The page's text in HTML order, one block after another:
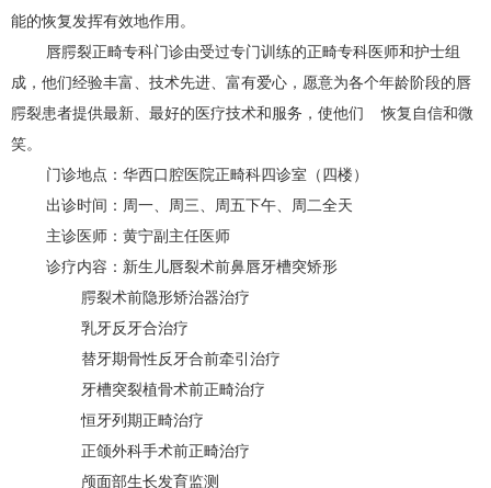
能的恢复发挥有效地作用。
唇腭裂正畸专科门诊由受过专门训练的正畸专科医师和护士组
成，他们经验丰富、技术先进、富有爱心，愿意为各个年龄阶段的唇
腭裂患者提供最新、最好的医疗技术和服务，使他们 恢复自信和微
笑。
门诊地点：华西口腔医院正畸科四诊室（四楼）
出诊时间：周一、周三、周五下午、周二全天
主诊医师：黄宁副主任医师
诊疗内容：新生儿唇裂术前鼻唇牙槽突矫形
腭裂术前隐形矫治器治疗
乳牙反牙合治疗
替牙期骨性反牙合前牵引治疗
牙槽突裂植骨术前正畸治疗
恒牙列期正畸治疗
正颌外科手术前正畸治疗
颅面部生长发育监测